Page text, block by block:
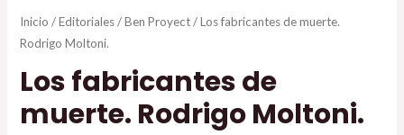
Inicio /Editoriales/Ben Proyect/ Los fabricantes de muerte.
Rodrigo Moltoni.
Los fabricantes de
muerte. Rodrigo Moltoni.